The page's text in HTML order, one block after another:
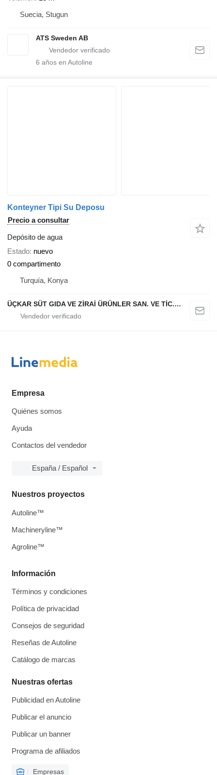
Suecia, Stugun
ATS Sweden AB
6 años en Autoline
Konteyner Tipi Su Deposu
Precio a consultar
Depósito de agua
Estado nuevo
0 compartimento
Turquía, Konya
ÜÇKAR SÜT GIDA VE ZİRAİ ÜRÜNLER SAN. VE TİC. LTD. ŞTİ.
Empresa
Quiénes somos
Ayuda
Contactos del vendedor
España / Español
Información
Términos y condiciones
Política de privacidad
Consejos de seguridad
Reseñas de Autoline
Catálogo de marcas
Nuestras ofertas
Publicidad en Autoline
Publicar el anuncio
Publicar un banner
Programa de afiliados
Empresas
Nuestros proyectos
Autoline™
Machineryline™
Agroline™